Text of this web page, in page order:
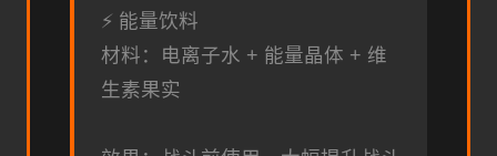
⚡ 能量饮料
材料：电离子水 + 能量晶体 + 维
生素果实